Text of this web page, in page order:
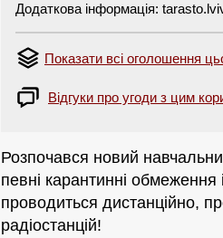
Додаткова інформація:
Показати всі оголошення
Відгуки про угоди з цим
Розпочався новий
певні карантинні
проводиться дистанційно,
радіостанцій!